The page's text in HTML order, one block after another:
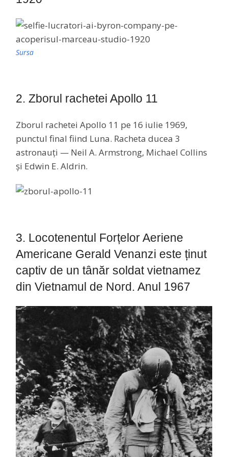
Sursa
2. Zborul rachetei Apollo 11
Zborul rachetei Apollo 11 pe 16 iulie 1969,
punctul final fiind Luna. Racheta ducea 3
astronauți — Neil A. Armstrong, Michael Collins
și Edwin E. Aldrin.
3. Locotenentul Forțelor Aeriene
Americane Gerald Venanzi este ținut
captiv de un tânăr soldat vietnamez
din Vietnamul de Nord. Anul 1967